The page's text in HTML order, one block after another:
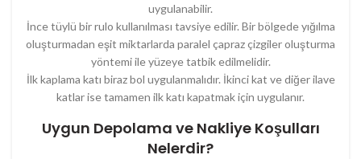
uygulanabilir.
İnce tüylü bir rulo kullanılması tavsiye edilir. Bir bölgede yığılma
oluşturmadan eşit miktarlarda paralel çapraz çizgiler oluşturma
yöntemi ile yüzeye tatbik edilmelidir.
İlk kaplama katı biraz bol uygulanmalıdır. İkinci kat ve diğer ilave
katlar ise tamamen ilk katı kapatmak için uygulanır.
Uygun Depolama ve Nakliye Koşulları
Nelerdir?